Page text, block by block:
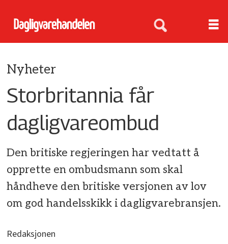
Nyheter
Storbritannia får
dagligvareombud
Den britiske regjeringen har vedtatt å
opprette en ombudsmann som skal
håndheve den britiske versjonen av lov
om god handelsskikk i dagligvarebransjen.
Redaksjonen